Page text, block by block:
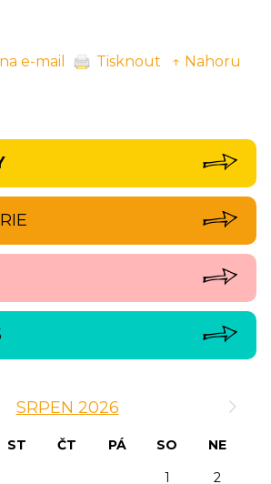
e-mail Tisknout ↑ Nahoru
SRPEN 2026
ST ČT PÁ SO
NE
1
2